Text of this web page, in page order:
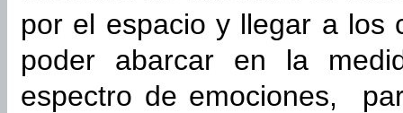
por el espacio y llegar a los
poder abarcar en la
espectro de emociones,